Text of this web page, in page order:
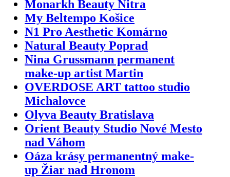
Monarkh Beauty Nitra
My Beltempo Košice
N1 Pro Aesthetic Komárno
Natural Beauty Poprad
Nina Grussmann permanent
make-up artist Martin
OVERDOSE ART tattoo studio
Michalovce
Olyva Beauty Bratislava
Orient Beauty Studio Nové Mesto
nad Váhom
Oáza krásy permanentný make-
up Žiar nad Hronom